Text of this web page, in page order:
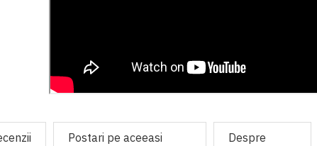
Postari pe aceeasi
Despre